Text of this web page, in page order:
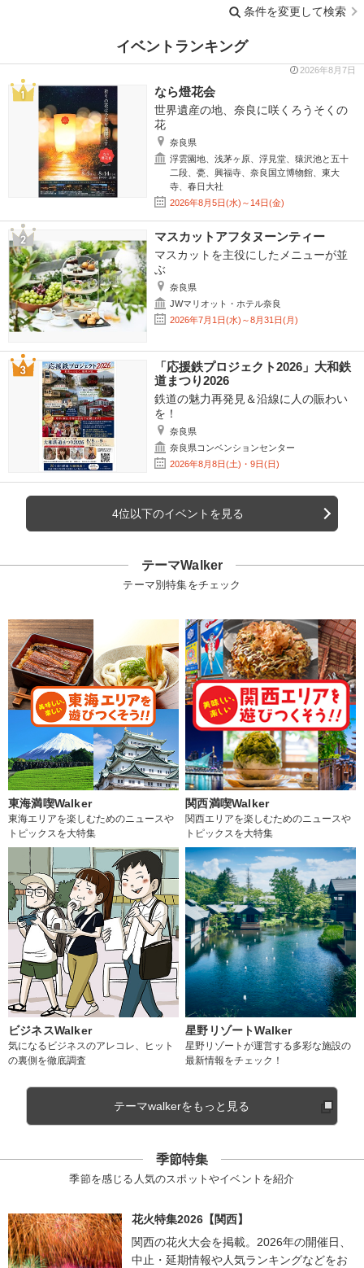
条件を変更して検索
イベントランキング
2026年8月7日
なら燈花会
世界遺産の地、奈良に咲くろうそくの
花
奈良県
浮雲園地、浅茅ヶ原、浮見堂、猿沢池と五十
二段、甍、興福寺、奈良国立博物館、東大
寺、春日大社
2026年8月5日(水)～14日(金)
マスカットアフタヌーンティー
マスカットを主役にしたメニューが並
ぶ
奈良県
JWマリオット・ホテル奈良
2026年7月1日(水)～8月31日(月)
「応援鉄プロジェクト2026」大和鉄
道まつり2026
鉄道の魅力再発見＆沿線に人の賑わい
を！
奈良県
奈良県コンベンションセンター
2026年8月8日(土)・9日(日)
4位以下のイベントを見る
テーマWalker
テーマ別特集をチェック
東海満喫Walker
東海エリアを楽しむためのニュースや
トピックスを大特集
関西満喫Walker
関西エリアを楽しむためのニュースや
トピックスを大特集
ビジネスWalker
気になるビジネスのアレコレ、ヒット
の裏側を徹底調査
星野リゾートWalker
星野リゾートが運営する多彩な施設の
最新情報をチェック！
テーマwalkerをもっと見る
季節特集
季節を感じる人気のスポットやイベントを紹介
花火特集2026【関西】
関西の花火大会を掲載。2026年の開催日、
中止・延期情報や人気ランキングなどをお